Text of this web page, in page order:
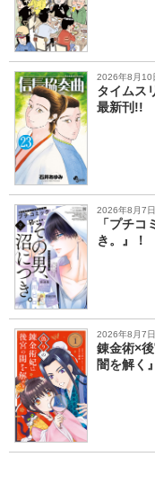
2026年8月10
タイムス
最新刊!!
2026年8月7日
「プチ
き。』！
2026年8月7日
錬金術×
闇を解く